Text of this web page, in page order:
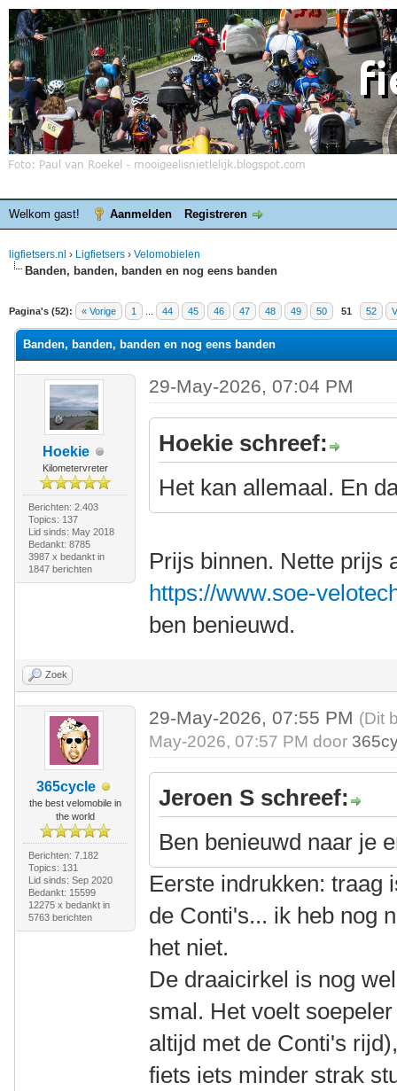
Welkom gast! Aanmelden Registreren
ligfietsers.nl › Ligfietsers › Velomobielen
Banden, banden, banden en nog eens banden
Pagina's (52): « Vorige 1 44 45 46 47 48 49 50 51 52
waardering is 3
Banden, banden, banden en nog eens banden
Hoekie
Kilometervreter
Berichten: 2.403
Topics: 137
Lid sinds: May 2018
Bedankt: 8785
3987 x bedankt in
1847 berichten
29-May-2026, 07:04 PM
Hoekie schreef:
Het kan allemaal. En
Prijs binnen. Nette prijs
https://www.soe-
ben benieuwd.
Zoek
365cycle
the best velomobile in
the world
Berichten: 7.182
Topics: 131
Lid sinds: Sep 2020
Bedankt: 15599
12275 x bedankt in
5763 berichten
29-May-2026, 07:55 PM (Dit
May-2026, 07:57 PM door
Jeroen S schreef:
Ben benieuwd naar je
Eerste indrukken: traag
de Conti's... ik heb nog
het niet.
De draaicirkel is nog
smal. Het voelt
altijd met de Conti's
fiets iets minder strak